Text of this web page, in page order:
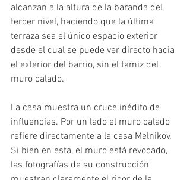
alcanzan a la altura de la baranda del
tercer nivel, haciendo que la última
terraza sea el único espacio exterior
desde el cual se puede ver directo hacia
el exterior del barrio, sin el tamiz del
muro calado.
La casa muestra un cruce inédito de
influencias. Por un lado el muro calado
refiere directamente a la casa Melnikov.
Si bien en esta, el muro está revocado,
las fotografías de su construcción